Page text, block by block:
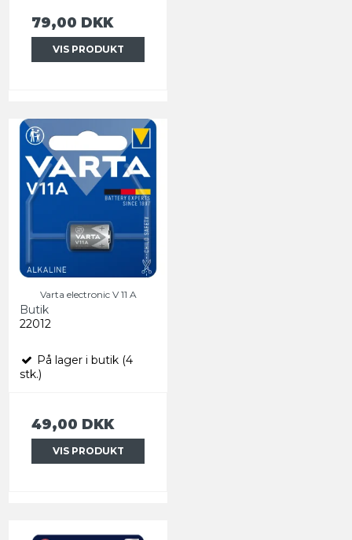
79,00 DKK
VIS PRODUKT
Varta electronic V 11 A
Butik
22012
På lager i butik (4
stk.)
49,00 DKK
VIS PRODUKT